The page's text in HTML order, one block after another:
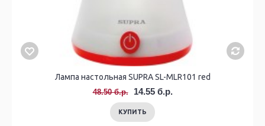
Лампа настольная SUPRA SL-MLR101 red
48.50 б.р. 14.55 б.р.
КУПИТЬ